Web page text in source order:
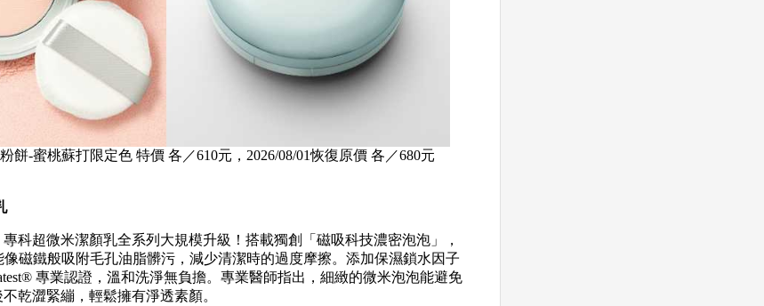
餅-蜜桃蘇打限定色 特價 各／610元，2026/08/01恢復原價 各／680元
科超微米潔顏乳全系列大規模升級！搭載獨創「磁吸科技濃密泡泡」，
像磁鐵般吸附毛孔油脂髒污，減少清潔時的過度摩擦。添加保濕鎖水因子
專業認證，溫和洗淨無負擔。專業醫師指出，細緻的微米泡泡能避免
乾澀緊繃，輕鬆擁有淨透素顏。